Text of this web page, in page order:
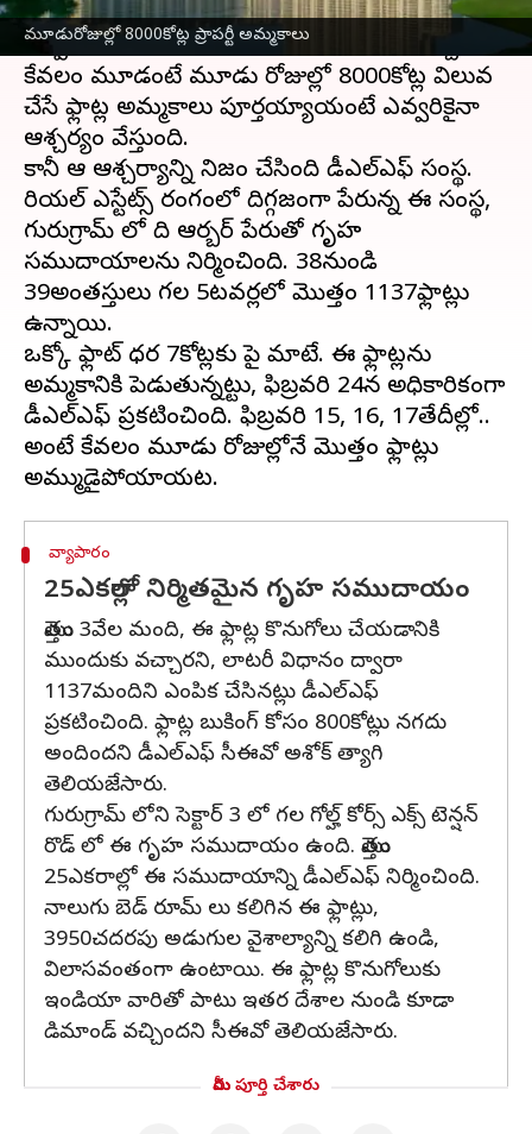
మూడురోజుల్లో 8000కోట్ల ప్రాపర్టీ అమ్మకాలు
నగర ప్రాంతాల్లో ఫ్లాట్ల అమ్మకాలకు మంచి గిరాకీ ఉందని
చెప్పడానికి ఈ ఉదాహరణ సరిపోతుంది కావచ్చు.
కేవలం మూడంటే మూడు రోజుల్లో 8000కోట్ల విలువ
చేసే ఫ్లాట్ల అమ్మకాలు పూర్తయ్యాయంటే ఎవ్వరికైనా
ఆశ్చర్యం వేస్తుంది.
కానీ ఆ ఆశ్చర్యాన్ని నిజం చేసింది డీఎల్ఎఫ్ సంస్థ.
రియల్ ఎస్టేట్స్ రంగంలో దిగ్గజంగా పేరున్న ఈ సంస్థ,
గురుగ్రామ్ లో ది ఆర్బర్ పేరుతో గృహ
సముదాయాలను నిర్మించింది. 38నుండి
39అంతస్తులు గల 5టవర్లలో మొత్తం 1137ఫ్లాట్లు
ఉన్నాయి.
ఒక్కో ఫ్లాట్ ధర 7కోట్లకు పై మాటే. ఈ ఫ్లాట్లను
అమ్మకానికి పెడుతున్నట్టు, ఫిబ్రవరి 24న అధికారికంగా
డీఎల్ఎఫ్ ప్రకటించింది. ఫిబ్రవరి 15, 16, 17తేదీల్లో..
అంటే కేవలం మూడు రోజుల్లోనే మొత్తం ఫ్లాట్లు
వ్యాపారం
25ఎకరాల్లో నిర్మితమైన గృహ సముదాయం
మొత్తం 3వేల మంది, ఈ ఫ్లాట్ల కొనుగోలు చేయడానికి
ముందుకు వచ్చారని, లాటరీ విధానం ద్వారా
1137మందిని ఎంపిక చేసినట్లు డీఎల్ఎఫ్
ప్రకటించింది. ఫ్లాట్ల బుకింగ్ కోసం 800కోట్లు నగదు
అందిందని డీఎల్ఎఫ్ సీఈవో అశోక్ త్యాగి
తెలియజేసారు.
గురుగ్రామ్ లోని సెక్టార్ 3 లో గల గోల్హ్ కోర్స్ ఎక్స్ టెన్షన్
రొడ్ లో ఈ గృహ సముదాయం ఉంది. మొత్తం
25ఎకరాల్లో ఈ సముదాయాన్ని డీఎల్ఎఫ్ నిర్మించింది.
నాలుగు బెడ్ రూమ్ లు కలిగిన ఈ ఫ్లాట్లు,
3950చదరపు అడుగుల వైశాల్యాన్ని కలిగి ఉండి,
విలాసవంతంగా ఉంటాయి. ఈ ఫ్లాట్ల కొనుగోలుకు
ఇండియా వారితో పాటు ఇతర దేశాల నుండి కూడా
డిమాండ్ వచ్చిందని సీఈవో తెలియజేసారు.
మీరు పూర్తి చేశారు